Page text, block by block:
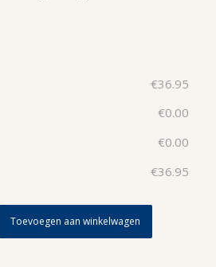
€36.95
€0.00
€0.00
€36.95
Toevoegen aan winkelwagen